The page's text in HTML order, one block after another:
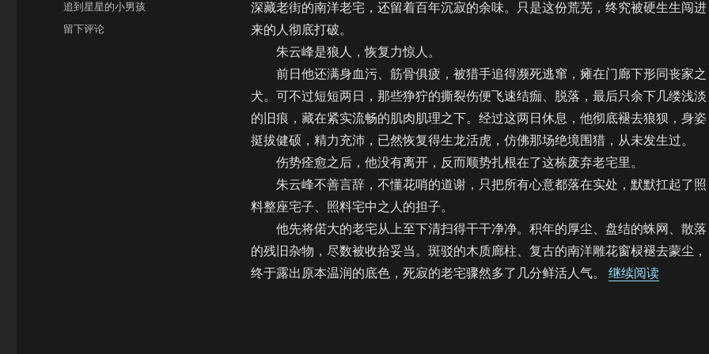
深藏老街的南洋老宅，还留着百年沉寂的余味。只是这份荒芜，终究被硬生生闯进
来的人彻底打破。
朱云峰是狼人，恢复力惊人。
前日他还满身血污、筋骨俱疲，被猎手追得濒死逃窜，瘫在门廊下形同丧家之
犬。可不过短短两日，那些狰狞的撕裂伤便飞速结痂、脱落，最后只余下几缕浅淡
的旧痕，藏在紧实流畅的肌肉肌理之下。经过这两日休息，他彻底褪去狼狈，身姿
挺拔健硕，精力充沛，已然恢复得生龙活虎，仿佛那场绝境围猎，从未发生过。
伤势痊愈之后，他没有离开，反而顺势扎根在了这栋废弃老宅里。
朱云峰不善言辞，不懂花哨的道谢，只把所有心意都落在实处，默默扛起了照
料整座宅子、照料宅中之人的担子。
他先将偌大的老宅从上至下清扫得干干净净。积年的厚尘、盘结的蛛网、散落
的残旧杂物，尽数被收拾妥当。斑驳的木质廊柱、复古的南洋雕花窗棂褪去蒙尘，
终于露出原本温润的底色，死寂的老宅骤然多了几分鲜活人气。 继续阅读“【饼四/
于
分
类
追到星星的小男孩
于
留下评论